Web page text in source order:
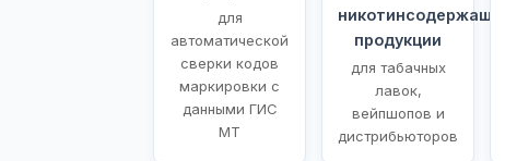
для
автоматической
сверки кодов
маркировки с
данными ГИС
МТ
никотинсодержащей
продукции
для табачных
лавок,
вейпшопов и
дистрибьюторов